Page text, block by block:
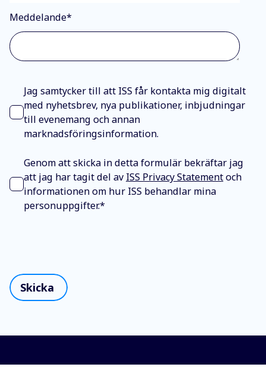
Meddelande*
Jag samtycker till att ISS får kontakta mig digitalt
med nyhetsbrev, nya publikationer, inbjudningar
till evenemang och annan
marknadsföringsinformation.
Genom att skicka in detta formulär bekräftar jag
att jag har tagit del av ISS Privacy Statementoch
informationen om hur ISS behandlar mina
personuppgifter.*